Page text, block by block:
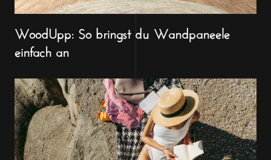
WoodUpp: So bringst du Wandpaneele
einfach an